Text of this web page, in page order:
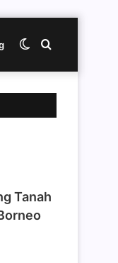
Cari
Switch
Tanah